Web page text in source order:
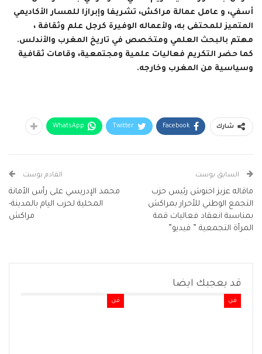
أسفي، و عامل عمالة مراكش، تشريفا وإبرازا للمسار الأكاديمي
المتميز للمحتفى به، ولأعماله الوفيرة كرجل علم وثقافة ،
مهتم بالبحث العلمي ومتخصص في تاريخ المغرب والأندلس.
كما حضر التكريم فعاليات علمية ومجتمعية، وقامات ثقافية
وسياسية من المغرب وخارجه.
شارك Facebook
Twitter
WhatsApp
السابق بوست
ماقاله عزيز اخنوش رئيس حزب
التجمع الوطني للأحرار بمراكش
بمناسبة انعقاد فعاليات قمة
المرأة التجمعية ” فيديو”
القادم بوست
محمد الإدريسي على رأس الأمانة
المحلية لحزب الپام بالمدينة-
مراكش
قد يعجبك ايضا
فن فن